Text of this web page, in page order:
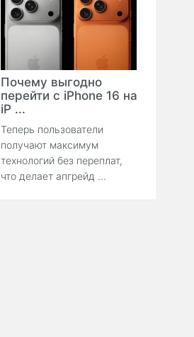
Почему выгодно
перейти с iPhone 16 на
iP ...
Теперь пользователи
получают максимум
технологий без переплат,
что делает апгрейд ...